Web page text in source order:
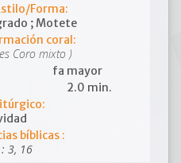
Forma:
; Motete
coral:
Coro mixto )
fa mayor
2.0 min.
bíblicas :
3, 16